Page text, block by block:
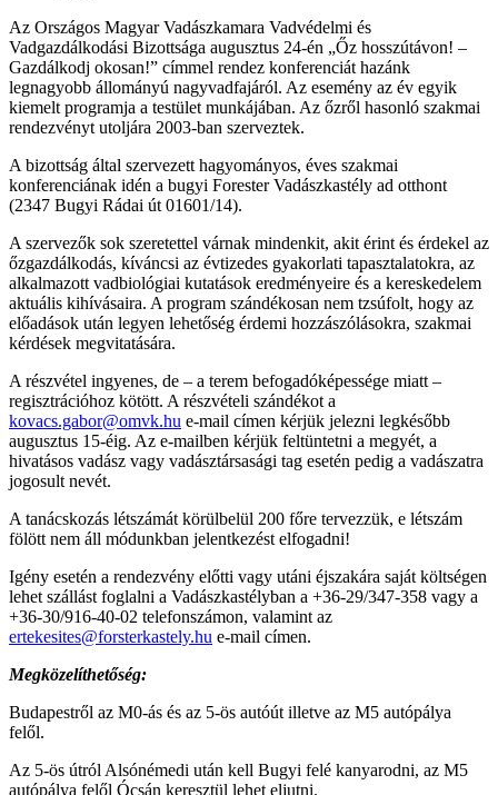
Az Országos Magyar Vadászkamara Vadvédelmi és
Vadgazdálkodási Bizottsága augusztus 24-én „Őz hosszútávon! –
Gazdálkodj okosan!” címmel rendez konferenciát hazánk
legnagyobb állományú nagyvadfajáról. Az esemény az év egyik
kiemelt programja a testület munkájában. Az őzről hasonló szakmai
rendezvényt utoljára 2003-ban szerveztek.
A bizottság által szervezett hagyományos, éves szakmai
konferenciának idén a bugyi Forester Vadászkastély ad otthont
(2347 Bugyi Rádai út 01601/14).
A szervezők sok szeretettel várnak mindenkit, akit érint és érdekel az
őzgazdálkodás, kíváncsi az évtizedes gyakorlati tapasztalatokra, az
alkalmazott vadbiológiai kutatások eredményeire és a kereskedelem
aktuális kihívásaira. A program szándékosan nem tzsúfolt, hogy az
előadások után legyen lehetőség érdemi hozzászólásokra, szakmai
kérdések megvitatására.
A részvétel ingyenes, de – a terem befogadóképessége miatt –
regisztrációhoz kötött. A részvételi szándékot a
kovacs.gabor@omvk.hu e-mail címen kérjük jelezni legkésőbb
augusztus 15-éig. Az e-mailben kérjük feltüntetni a megyét, a
hivatásos vadász vagy vadásztársasági tag esetén pedig a vadászatra
jogosult nevét.
A tanácskozás létszámát körülbelül 200 főre tervezzük, e létszám
fölött nem áll módunkban jelentkezést elfogadni!
Igény esetén a rendezvény előtti vagy utáni éjszakára saját költségen
lehet szállást foglalni a Vadászkastélyban a +36-29/347-358 vagy a
+36-30/916-40-02 telefonszámon, valamint az
ertekesites@forsterkastely.hu e-mail címen.
Megközelíthetőség:
Budapestről az M0-ás és az 5-ös autóút illetve az M5 autópálya
felől.
Az 5-ös útról Alsónémedi után kell Bugyi felé kanyarodni, az M5
autópálya felől Ócsán keresztül lehet eljutni.